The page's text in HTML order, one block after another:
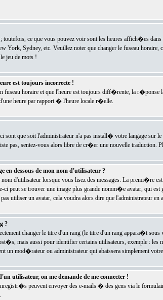
toutefois, ce que vous pouvez voir sont les heures affich�es
York, Sydney, etc. Veuillez noter que changer le fuseau
jeu de mots !
est toujours incorrecte !
horaire et que l'heure est toujours diff�rente, la
heure par rapport � l'heure locale r�elle.
sont que soit l'administrateur n'a pas install� votre langage sur
pas, sentez-vous alors libre de cr�er une nouvelle
en dessous de mon nom d'utilisateur ?
d'utilisateur lorsque vous lisez des messages. La premi�re
ci peut se trouver une image plus grande nomm�e avatar, qui
utiliser un avatar, cela voudra alors dire que l'administrateur
?
changer le titre d'un rang (le titre d'un rang appara�t
mais aussi pour identifier certains utilisateurs, exemple :
un mod�rateur ou administrateur qui abaissera simplement
utilisateur, on me demande de me connecter !
peuvent envoyer des e-mails � des gens via le